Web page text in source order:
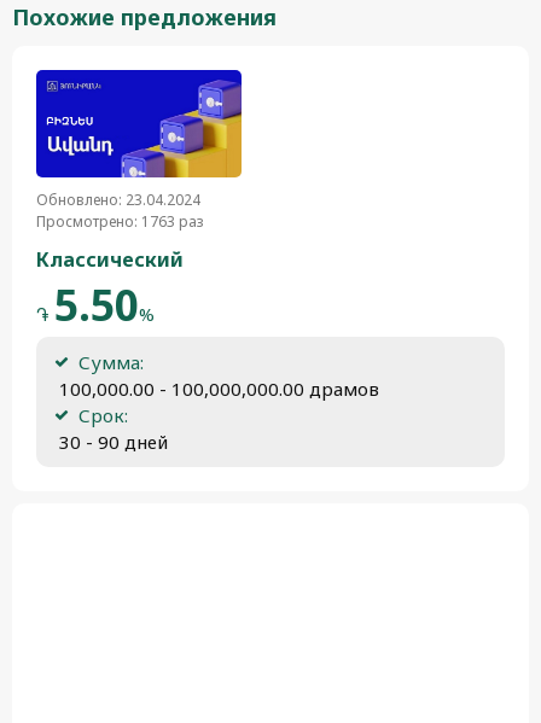
Похожие предложения
Обновлено: 23.04.2024
Просмотрено: 1763 раз
Классический
֏ 5.50%
Сумма:
100,000.00 - 100,000,000.00 драмов
Срок:
30 - 90 дней